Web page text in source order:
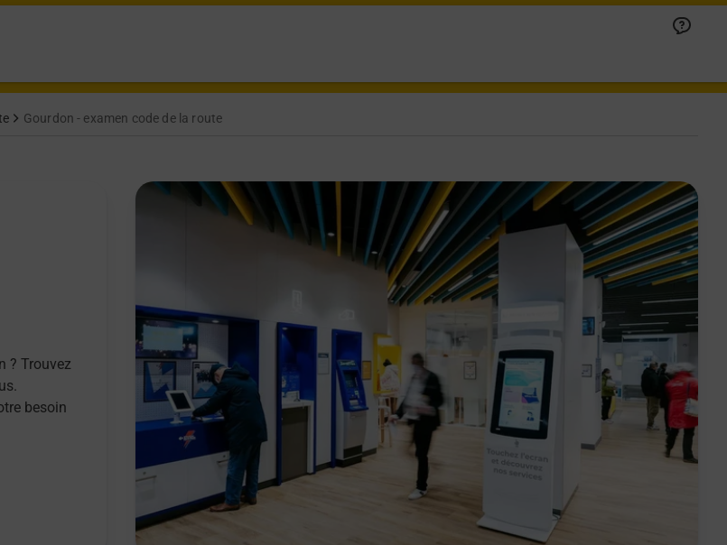
Gourdon - examen code de la route
? Trouvez
besoin